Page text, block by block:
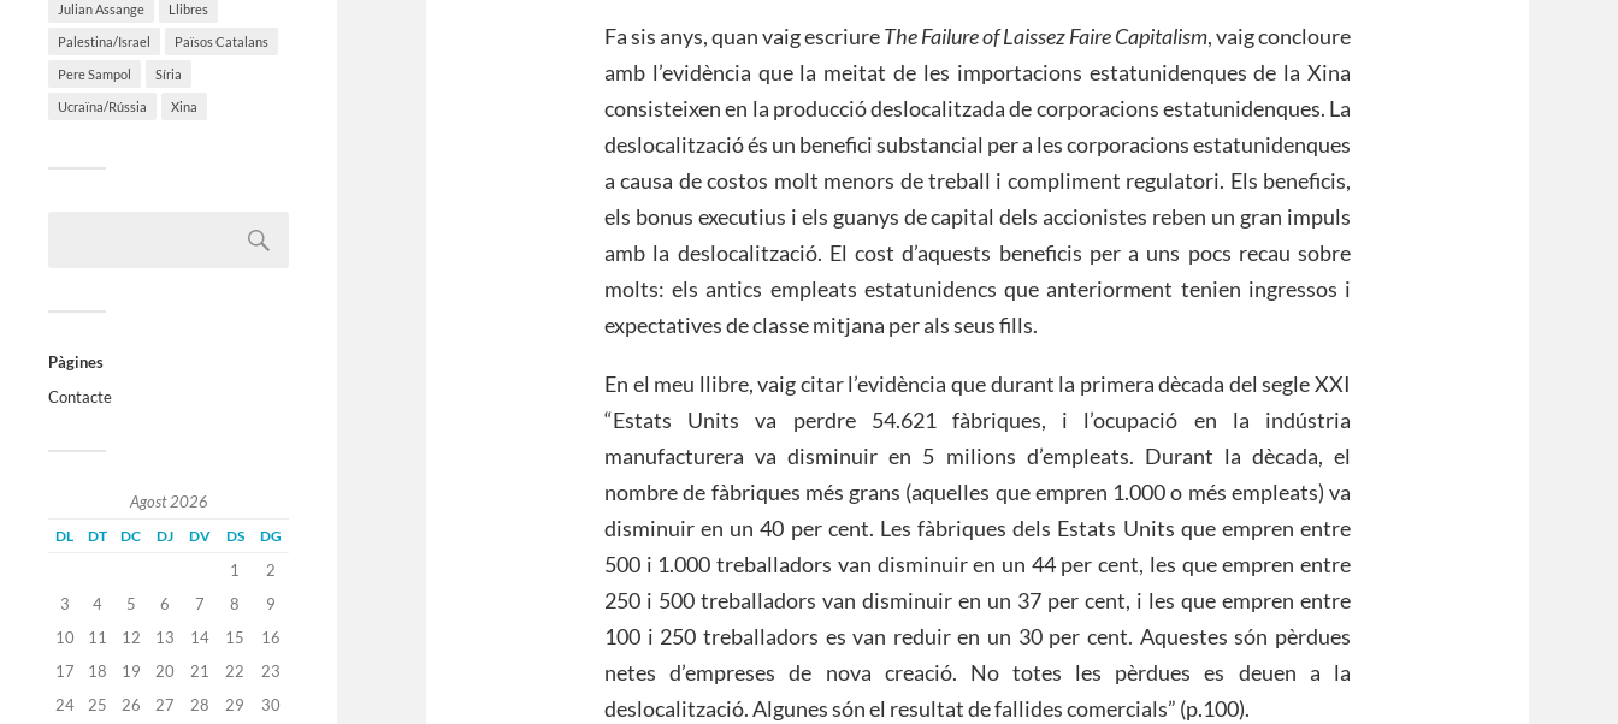
Julian Assange Llibres
Palestina/Israel Països Catalans
Pere Sampol Síria
Ucraïna/Rússia Xina
Pàgines
Contacte
Agost 2026
DL DT DC DJ DV DS DG
1
2
3
4 5 6 7 8
9
10
11 12 13 14 15
16
17
18 19 20 21 22
23
24
25 26 27 28 29
30
Fa sis anys, quan vaig escriureThe Failure of Laissez Faire Capitalism, vaig concloure
amb l’evidència que la meitat de les importacions estatunidenques de la Xina
consisteixen en la producció deslocalitzada de corporacions estatunidenques. La
deslocalització és un benefici substancial per a les corporacions estatunidenques
a causa de costos molt menors de treball i compliment regulatori. Els beneficis,
els bonus executius i els guanys de capital dels accionistes reben un gran impuls
amb la deslocalització. El cost d’aquests beneficis per a uns pocs recau sobre
molts: els antics empleats estatunidencs que anteriorment tenien ingressos i
expectatives de classe mitjana per als seus fills.
En el meu llibre, vaig citar l’evidència que durant la primera dècada del segle XXI
“Estats Units va perdre 54.621 fàbriques, i l’ocupació en la indústria
manufacturera va disminuir en 5 milions d’empleats. Durant la dècada, el
nombre de fàbriques més grans (aquelles que empren 1.000 o més empleats) va
disminuir en un 40 per cent. Les fàbriques dels Estats Units que empren entre
500 i 1.000 treballadors van disminuir en un 44 per cent, les que empren entre
250 i 500 treballadors van disminuir en un 37 per cent, i les que empren entre
100 i 250 treballadors es van reduir en un 30 per cent. Aquestes són pèrdues
netes d’empreses de nova creació. No totes les pèrdues es deuen a la
deslocalització. Algunes són el resultat de fallides comercials” (p.100).